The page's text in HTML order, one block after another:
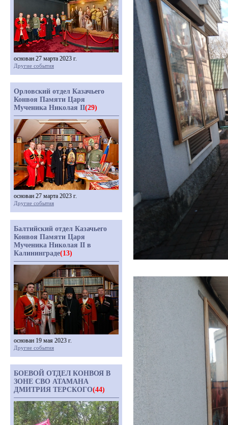
основан 27 марта 2023 г.
Другие события
Орловский отдел Казачьего
Конвоя Памяти Царя
Мученика Николая II(29)
основан 27 марта 2023 г.
Другие события
Балтийский отдел Казачьего
Конвоя Памяти Царя
Мученика Николая II в
Калининграде(13)
основан 19 мая 2023 г.
Другие события
БОЕВОЙ ОТДЕЛ КОНВОЯ В
ЗОНЕ СВО АТАМАНА
ДМИТРИЯ ТЕРСКОГО(44)